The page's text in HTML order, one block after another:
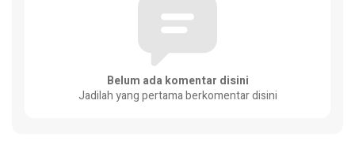
Belum ada komentar disini
Jadilah yang pertama berkomentar disini